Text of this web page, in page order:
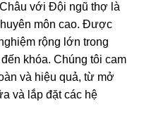
với Đội ngũ thợ là
môn cao. Được
rộng lớn trong
khóa. Chúng tôi cam
và hiệu quả, từ mở
và lắp đặt các hệ